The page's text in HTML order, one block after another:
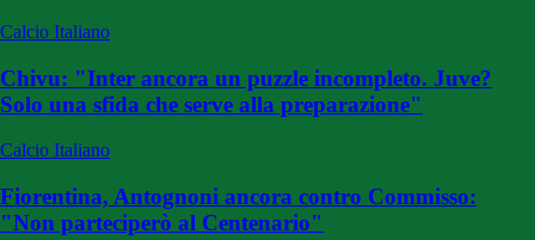
Calcio Italiano
Chivu: "Inter ancora un puzzle incompleto. Juve?
Solo una sfida che serve alla preparazione"
Calcio Italiano
Fiorentina, Antognoni ancora contro Commisso:
"Non parteciperò al Centenario"